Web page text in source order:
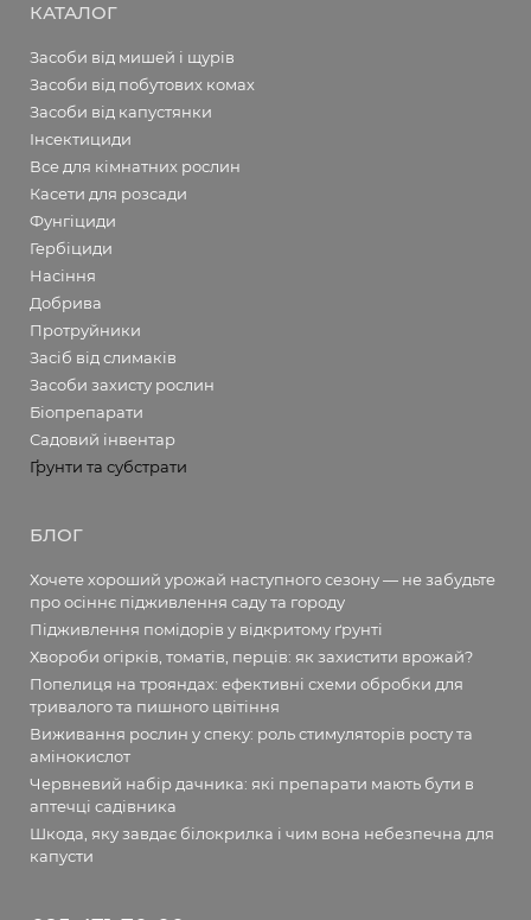
КАТАЛОГ
Засоби від мишей і щурів
Засоби від побутових комах
Засоби від капустянки
Інсектициди
Все для кімнатних рослин
Касети для розсади
Фунгіциди
Гербіциди
Насіння
Добрива
Протруйники
Засіб від слимаків
Засоби захисту рослин
Біопрепарати
Садовий інвентар
Ґрунти та субстрати
БЛОГ
Хочете хороший урожай наступного сезону — не забудьте
про осіннє підживлення саду та городу
Підживлення помідорів у відкритому ґрунті
Хвороби огірків, томатів, перців: як захистити врожай?
Попелиця на трояндах: ефективні схеми обробки для
тривалого та пишного цвітіння
Виживання рослин у спеку: роль стимуляторів росту та
амінокислот
Червневий набір дачника: які препарати мають бути в
аптечці садівника
Шкода, яку завдає білокрилка і чим вона небезпечна для
капусти